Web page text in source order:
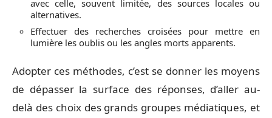
avec celle, souvent limitée, des sources locales ou
alternatives.
Effectuer des recherches croisées pour mettre en
lumière les oublis ou les angles morts apparents.
Adopter ces méthodes, c’est se donner les moyens
de dépasser la surface des réponses, d’aller au-
delà des choix des grands groupes médiatiques, et